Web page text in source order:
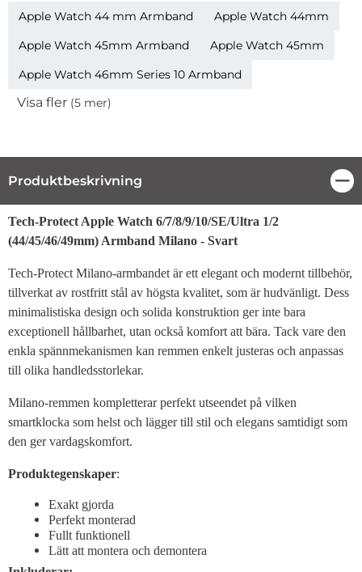
Apple Watch 44 mm Armband
Apple Watch 44mm
Apple Watch 45mm Armband
Apple Watch 45mm
Apple Watch 46mm Series 10 Armband
Visa fler (5 mer)
Produktbeskrivning
Produktbeskrivning
Tech-Protect Apple Watch 6/7/8/9/10/SE/Ultra 1/2
(44/45/46/49mm) Armband Milano - Svart
Tech-Protect Milano-armbandet är ett elegant och modernt tillbehör,
tillverkat av rostfritt stål av högsta kvalitet, som är hudvänligt. Dess
minimalistiska design och solida konstruktion ger inte bara
exceptionell hållbarhet, utan också komfort att bära. Tack vare den
enkla spännmekanismen kan remmen enkelt justeras och anpassas
till olika handledsstorlekar.
Milano-remmen kompletterar perfekt utseendet på vilken
smartklocka som helst och lägger till stil och elegans samtidigt som
den ger vardagskomfort.
Produktegenskaper:
Exakt gjorda
Perfekt monterad
Fullt funktionell
Lätt att montera och demontera